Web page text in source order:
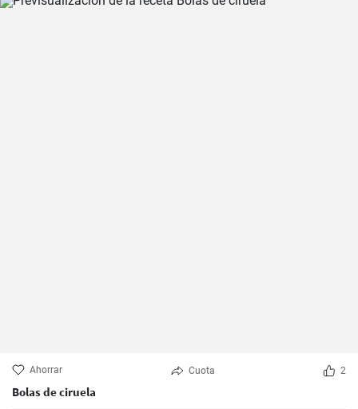
Ahorrar Cuota 2
Bolas de ciruela